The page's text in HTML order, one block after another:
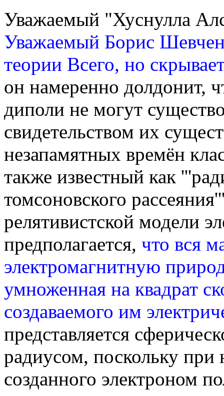
Уважаемый "Хуснулла
Уважаемый Борис
теории Всего, но
он намеренно долдонит,
диполи не могут
свидетельством их
незапамятных времён
также известный как
томсоновского
релятивистской модели
предполагается, что вся
электромагнитную
умноженная на квадрат
создаваемого им
представляется
радиусом, поскольку при
созданного электроном